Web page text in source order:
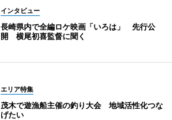
インタビュー
長崎県内で全編ロケ映画「いろは」 先行公
開 横尾初喜監督に聞く
エリア特集
茂木で遊漁船主催の釣り大会 地域活性化つな
げたい